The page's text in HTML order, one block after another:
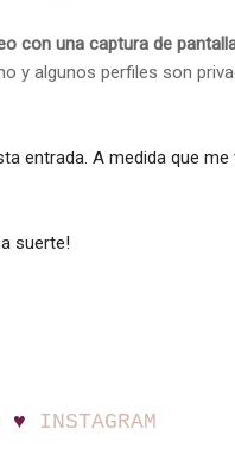
con una captura de
y algunos perfiles son
entrada. A medida que me
suerte!
♥ INSTAGRAM